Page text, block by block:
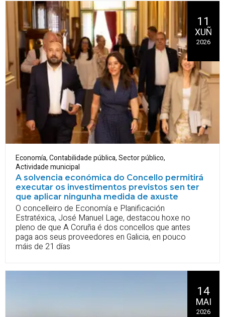
Economía,Contabilidade pública,Sector público,
Actividade municipal
A solvencia económica do Concello permitirá
executar os investimentos previstos sen ter
que aplicar ningunha medida de axuste
11
XUÑ
2026
O concelleiro de Economía e Planificación
Estratéxica, José Manuel Lage, destacou hoxe no
pleno de que A Coruña é dos concellos que antes
paga aos seus proveedores en Galicia, en pouco
máis de 21 días
14
MAI
2026